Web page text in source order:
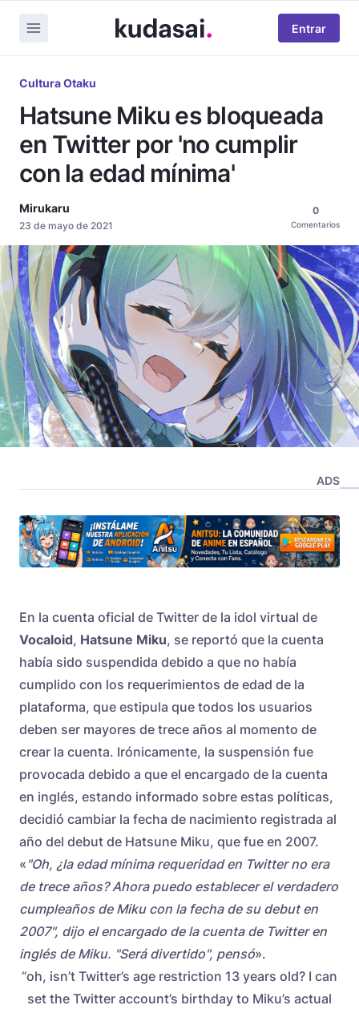
Entrar
Cultura Otaku
Hatsune Miku es bloqueada
en Twitter por 'no cumplir
con la edad mínima'
Mirukaru
23 de mayo de 2021
0
Comentarios
ADS
En la cuenta oficial de Twitter de la idol virtual de
Vocaloid, Hatsune Miku, se reportó que la cuenta
había sido suspendida debido a que no había
cumplido con los requerimientos de edad de la
plataforma, que estipula que todos los usuarios
deben ser mayores de trece años al momento de
crear la cuenta. Irónicamente, la suspensión fue
provocada debido a que el encargado de la cuenta
en inglés, estando informado sobre estas políticas,
decidió cambiar la fecha de nacimiento registrada al
año del debut de Hatsune Miku, que fue en 2007.
« "Oh, ¿la edad mínima requeridad en Twitter no era
de trece años? Ahora puedo establecer el verdadero
cumpleaños de Miku con la fecha de su debut en
2007", dijo el encargado de la cuenta de Twitter en
inglés de Miku. "Será divertido", pensó».
“oh, isn’t Twitter’s age restriction 13 years old? I can
set the Twitter account’s birthday to Miku’s actual